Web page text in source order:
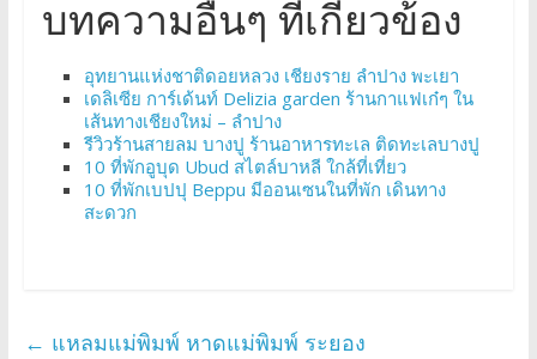
บทความอื่นๆ ที่เกี่ยวข้อง
อุทยานแห่งชาติดอยหลวง เชียงราย ลำปาง พะเยา
เดลิเซีย การ์เด้นท์ Delizia garden ร้านกาแฟเก๋ๆ ใน
เส้นทางเชียงใหม่ – ลำปาง
รีวิวร้านสายลม บางปู ร้านอาหารทะเล ติดทะเลบางปู
10 ที่พักอูบุด Ubud สไตล์บาหลี ใกล้ที่เที่ยว
10 ที่พักเบปปุ Beppu มีออนเซนในที่พัก เดินทาง
สะดวก
← แหลมแม่พิมพ์ หาดแม่พิมพ์ ระยอง